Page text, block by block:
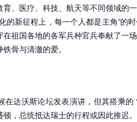
育、医疗、科技、航天等不同领域的
的新征程上，每一个人都是主角”的
祖国各地的各军兵种官兵奉献了一
骨与清澈的爱。
在达沃斯论坛发表演讲，但其搭乘的
，总统抵达瑞士的行程或因此推迟。